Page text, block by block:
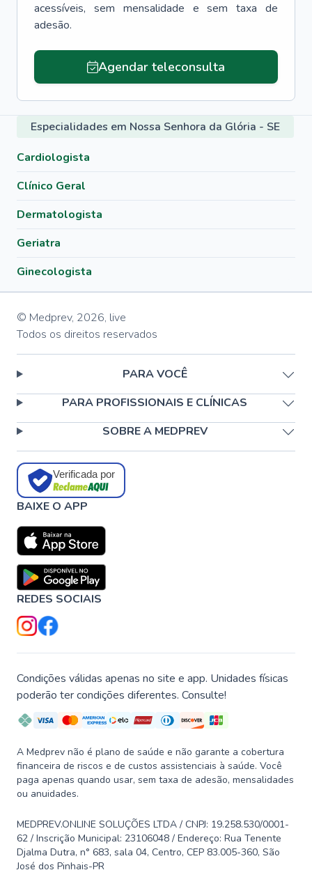
acessíveis, sem mensalidade e sem taxa de
adesão.
Agendar teleconsulta
Especialidades em Nossa Senhora da Glória - SE
Cardiologista
Clínico Geral
Dermatologista
Geriatra
Ginecologista
© Medprev, 2026, live
Todos os direitos reservados
PARA VOCÊ
PARA PROFISSIONAIS E CLÍNICAS
SOBRE A MEDPREV
Verificada por
BAIXE O APP
REDES SOCIAIS
Condições válidas apenas no site e app. Unidades físicas
poderão ter condições diferentes. Consulte!
A Medprev não é plano de saúde e não garante a cobertura
financeira de riscos e de custos assistenciais à saúde. Você
paga apenas quando usar, sem taxa de adesão, mensalidades
ou anuidades.
MEDPREV.ONLINE SOLUÇÕES LTDA / CNPJ: 19.258.530/0001-
62 / Inscrição Municipal: 23106048 / Endereço: Rua Tenente
Djalma Dutra, n° 683, sala 04, Centro, CEP 83.005-360, São
José dos Pinhais-PR